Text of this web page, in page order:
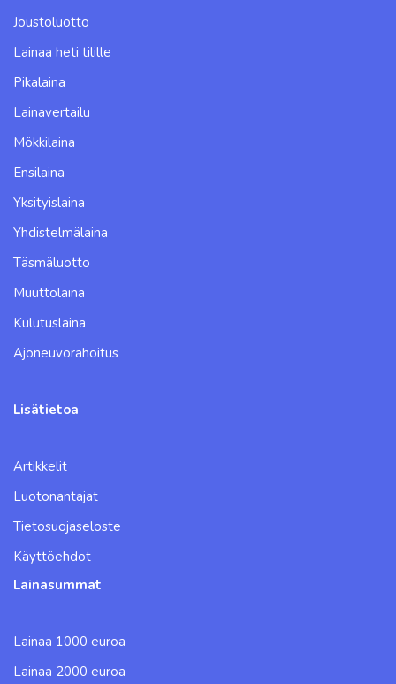
Joustoluotto
Lainaa heti tilille
Pikalaina
Lainavertailu
Mökkilaina
Ensilaina
Yksityislaina
Yhdistelmälaina
Täsmäluotto
Muuttolaina
Kulutuslaina
Ajoneuvorahoitus
Lisätietoa
Artikkelit
Luotonantajat
Tietosuojaseloste
Käyttöehdot
Lainasummat
Lainaa 1000 euroa
Lainaa 2000 euroa